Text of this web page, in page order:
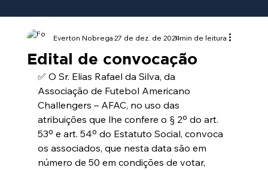
Edital de convocação
Everton Nobrega27 de dez. de 20241 min de leitura
✅ O Sr. Elias Rafael da Silva, da
Associação de Futebol Americano
Challengers – AFAC, no uso das
atribuições que lhe confere o § 2º do art.
53º e art. 54º do Estatuto Social, convoca
os associados, que nesta data são em
número de 50 em condições de votar,